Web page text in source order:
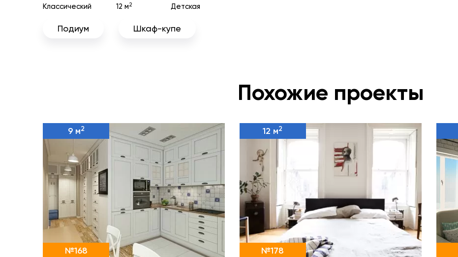
Классический
12 м2
Детская
Подиум Шкаф-купе
Похожие проекты
9 м2
№168
12 м2
№178